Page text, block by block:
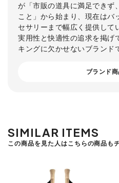
が「市販の道具に満足できず
こと」から始まり、現在はバ
セサリーまで幅広く提供して
実用性と快適性の追求を掲げ
キングに欠かせないブランド
ブランド
SIMILAR ITEMS
この商品を見た人はこちらの商品も